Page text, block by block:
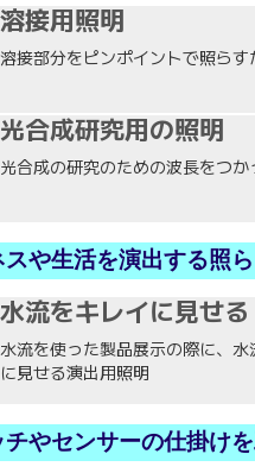
溶接用照明
溶接部分をピンポイントで照らす
光合成研究用の照明
光合成の研究のための波長をつか
スや生活を演出する照ら
水流をキレイに見せる
水流を使った製品展示の際に、水
に見せる演出用照明
チやセンサーの仕掛けを